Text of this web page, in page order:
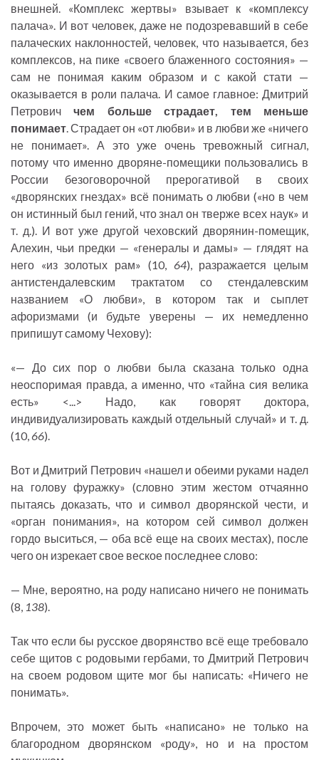
внешней. «Комплекс жертвы» взывает к «комплексу
палача». И вот человек, даже не подозревавший в себе
палаческих наклонностей, человек, что называется, без
комплексов, на пике «своего блаженного состояния» —
сам не понимая каким образом и с какой стати —
оказывается в роли палача. И самое главное: Дмитрий
Петровиччем больше страдает, тем меньше
понимает. Страдает он «от любви» и в любви же «ничего
не понимает». А это уже очень тревожный сигнал,
потому что именно дворяне-помещики пользовались в
России безоговорочной прерогативой в своих
«дворянских гнездах» всё понимать о любви («но в чем
он истинный был гений, что знал он тверже всех наук» и
т. д.). И вот уже другой чеховский дворянин-помещик,
Алехин, чьи предки — «генералы и дамы» — глядят на
него «из золотых рам» (10, 64), разражается целым
антистендалевским трактатом со стендалевским
названием «О любви», в котором так и сыплет
афоризмами (и будьте уверены — их немедленно
припишут самому Чехову):
«— До сих пор о любви была сказана только одна
неоспоримая правда, а именно, что «тайна сия велика
есть» <...> Надо, как говорят доктора,
индивидуализировать каждый отдельный случай» и т. д.
(10,66).
Вот и Дмитрий Петрович «нашел и обеими руками надел
на голову фуражку» (словно этим жестом отчаянно
пытаясь доказать, что и символ дворянской чести, и
«орган понимания», на котором сей символ должен
гордо выситься, — оба всё еще на своих местах), после
чего он изрекает свое веское последнее слово:
— Мне, вероятно, на роду написано ничего не понимать
(8, 138).
Так что если бы русское дворянство всё еще требовало
себе щитов с родовыми гербами, то Дмитрий Петрович
на своем родовом щите мог бы написать: «Ничего не
понимать».
Впрочем, это может быть «написано» не только на
благородном дворянском «роду», но и на простом